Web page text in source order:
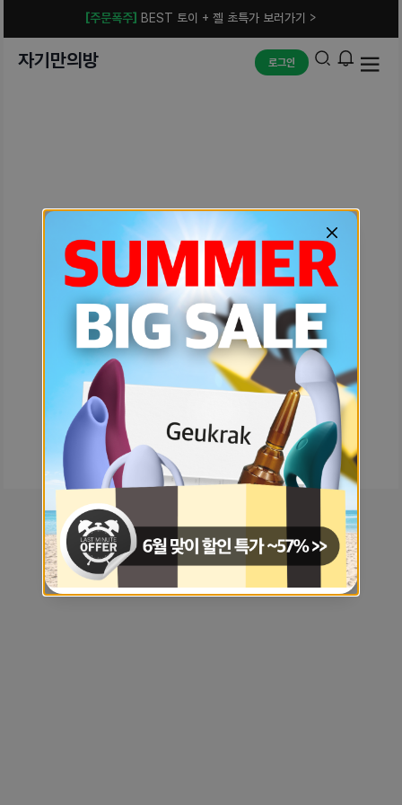
[주문폭주] BEST 토이 + 젤 초특가 보러가기 >
자기만의방 로그인
예상치 못한 에러입니다.